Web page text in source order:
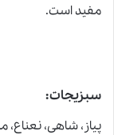
مفید است.
سبزیجات:
پیاز، شاهى،